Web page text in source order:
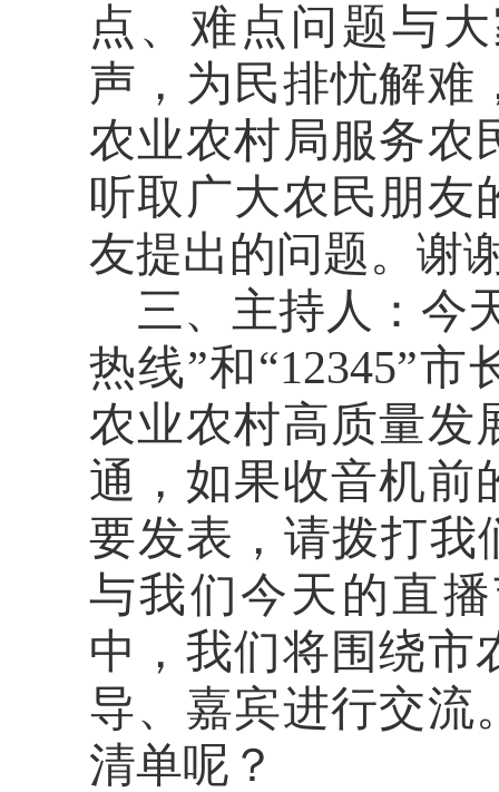
点、难点问题与
声，为民排忧解难
农业农村局服务农
听取广大农民朋友
友提出的问题。谢
三、主持人： 今
热线”和“12345”
农业农村高质量发
通，如果收音机前
要发表，请拨打我
与我们今天的直
中，我们将围绕市
导、嘉宾进行交流
清单呢？